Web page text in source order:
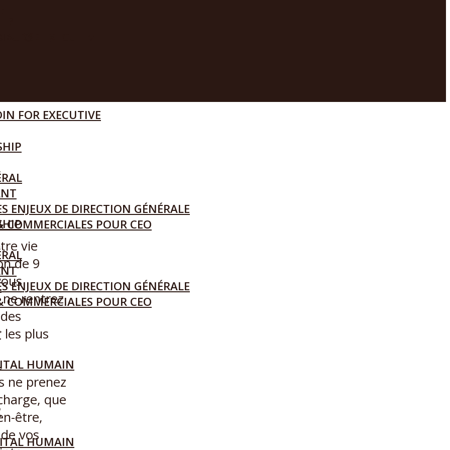
ENJEUX DE DIRECTION GÉNÉRALE
POUR CEO
HUMAIN
FOR EXECUTIVE
ENJEUX DE DIRECTION GÉNÉRALE
POUR CEO
HUMAIN
vie
de 9
ne rentrez
les plus
ne prenez
que
être,
vos